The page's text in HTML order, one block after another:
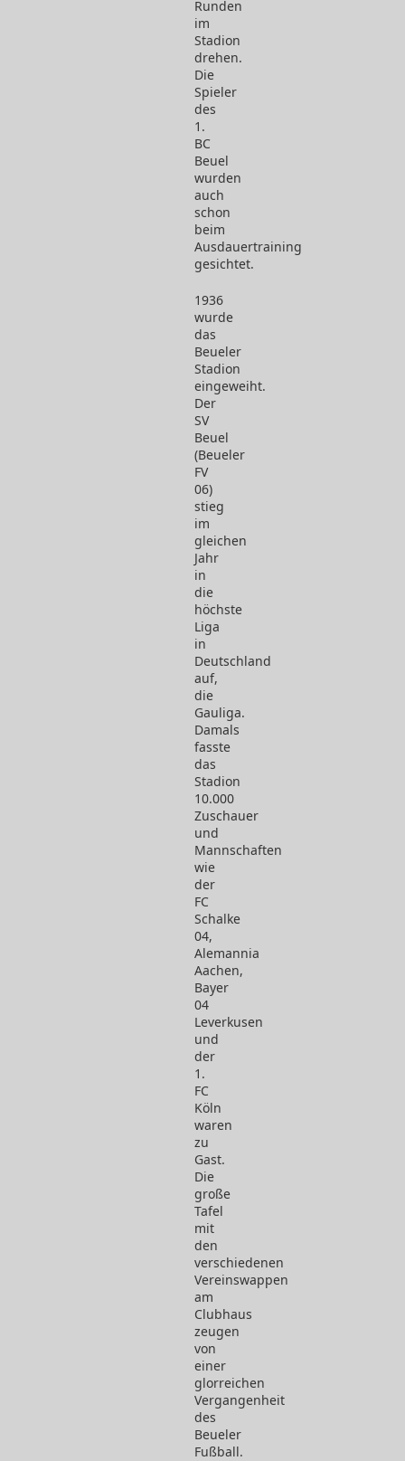
Runden
im
Stadion
drehen.
Die
Spieler
des
1.
BC
Beuel
wurden
auch
schon
beim
Ausdauertraining
gesichtet.
1936
wurde
das
Beueler
Stadion
eingeweiht.
Der
SV
Beuel
(Beueler
FV
06)
stieg
im
gleichen
Jahr
in
die
höchste
Liga
in
Deutschland
auf,
die
Gauliga.
Damals
fasste
das
Stadion
10.000
Zuschauer
und
Mannschaften
wie
der
FC
Schalke
04,
Alemannia
Aachen,
Bayer
04
Leverkusen
und
der
1.
FC
Köln
waren
zu
Gast.
Die
große
Tafel
mit
den
verschiedenen
Vereinswappen
am
Clubhaus
zeugen
von
einer
glorreichen
Vergangenheit
des
Beueler
Fußball.